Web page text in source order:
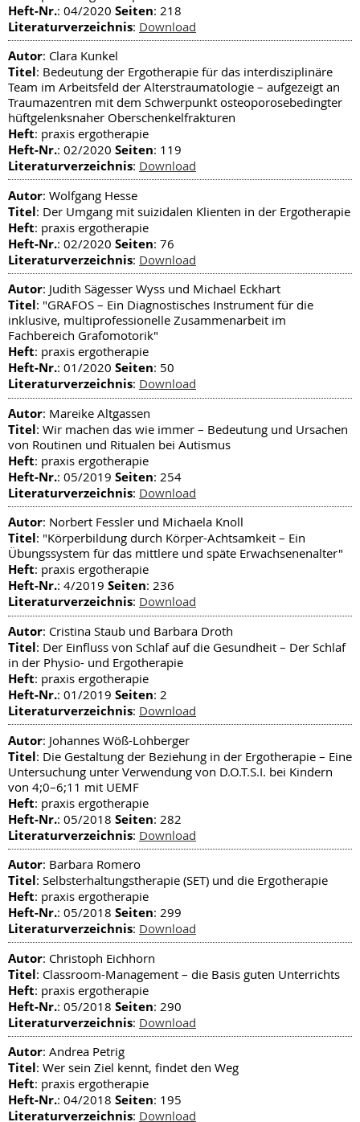
Heft-Nr.: 04/2020 Seiten: 218
Literaturverzeichnis: Download
Autor: Clara Kunkel
Titel: Bedeutung der Ergotherapie für das interdisziplinäre
Team im Arbeitsfeld der Alterstraumatologie – aufgezeigt an
Traumazentren mit dem Schwerpunkt osteoporosebedingter
hüftgelenksnaher Oberschenkelfrakturen
Heft: praxis ergotherapie
Heft-Nr.: 02/2020 Seiten: 119
Literaturverzeichnis: Download
Autor: Wolfgang Hesse
Titel: Der Umgang mit suizidalen Klienten in der Ergotherapie
Heft: praxis ergotherapie
Heft-Nr.: 02/2020 Seiten: 76
Literaturverzeichnis: Download
Autor: Judith Sägesser Wyss und Michael Eckhart
Titel: "GRAFOS – Ein Diagnostisches Instrument für die
inklusive, multiprofessionelle Zusammenarbeit im
Fachbereich Grafomotorik"
Heft: praxis ergotherapie
Heft-Nr.: 01/2020 Seiten: 50
Literaturverzeichnis: Download
Autor: Mareike Altgassen
Titel: Wir machen das wie immer – Bedeutung und Ursachen
von Routinen und Ritualen bei Autismus
Heft: praxis ergotherapie
Heft-Nr.: 05/2019 Seiten: 254
Literaturverzeichnis: Download
Autor: Norbert Fessler und Michaela Knoll
Titel: "Körperbildung durch Körper-Achtsamkeit – Ein
Übungssystem für das mittlere und späte Erwachsenenalter"
Heft: praxis ergotherapie
Heft-Nr.: 4/2019 Seiten: 236
Literaturverzeichnis: Download
Autor: Cristina Staub und Barbara Droth
Titel: Der Einfluss von Schlaf auf die Gesundheit – Der Schlaf
in der Physio- und Ergotherapie
Heft: praxis ergotherapie
Heft-Nr.: 01/2019 Seiten: 2
Literaturverzeichnis: Download
Autor: Johannes Wöß-Lohberger
Titel: Die Gestaltung der Beziehung in der Ergotherapie – Eine
Untersuchung unter Verwendung von D.O.T.S.I. bei Kindern
von 4;0–6;11 mit UEMF
Heft: praxis ergotherapie
Heft-Nr.: 05/2018 Seiten: 282
Literaturverzeichnis: Download
Autor: Barbara Romero
Titel: Selbsterhaltungstherapie (SET) und die Ergotherapie
Heft: praxis ergotherapie
Heft-Nr.: 05/2018 Seiten: 299
Literaturverzeichnis: Download
Autor: Christoph Eichhorn
Titel: Classroom-Management – die Basis guten Unterrichts
Heft: praxis ergotherapie
Heft-Nr.: 05/2018 Seiten: 290
Literaturverzeichnis: Download
Autor: Andrea Petrig
Titel: Wer sein Ziel kennt, findet den Weg
Heft: praxis ergotherapie
Heft-Nr.: 04/2018 Seiten: 195
Literaturverzeichnis: Download